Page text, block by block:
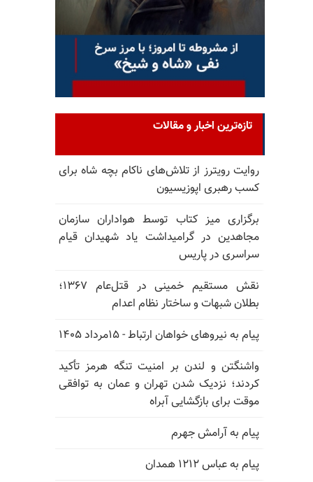
تازه‌ترین اخبار و مقالات
روایت رویترز از تلاش‌های ناکام بچه شاه برای
کسب رهبری اپوزیسیون
برگزاری میز کتاب توسط هواداران سازمان
مجاهدین در گرامیداشت یاد شهیدان قیام
سراسری در پاریس
نقش مستقیم خمینی در قتل‌عام ۱۳۶۷؛
بطلان شبهات و ساختار نظام اعدام
پیام به نیروهای خواهان ارتباط - ۱۵مرداد ۱۴۰۵
واشنگتن و لندن بر امنیت تنگه هرمز تأکید
کردند؛ نزدیک شدن تهران و عمان به توافقی
موقت برای بازگشایی آبراه
پیام به آرامش جهرم
پیام به عباس ۱۲۱۲ همدان